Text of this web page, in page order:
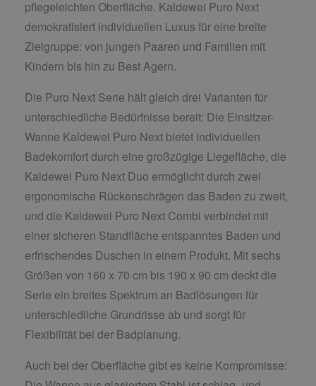
pflegeleichten Oberfläche. Kaldewei Puro Next
demokratisiert individuellen Luxus für eine breite
Zielgruppe: von jungen Paaren und Familien mit
Kindern bis hin zu Best Agern.
Die Puro Next Serie hält gleich drei Varianten für
unterschiedliche Bedürfnisse bereit: Die Einsitzer-
Wanne Kaldewei Puro Next bietet individuellen
Badekomfort durch eine großzügige Liegefläche, die
Kaldewei Puro Next Duo ermöglicht durch zwei
ergonomische Rückenschrägen das Baden zu zweit,
und die Kaldewei Puro Next Combi verbindet mit
einer sicheren Standfläche entspanntes Baden und
erfrischendes Duschen in einem Produkt. Mit sechs
Größen von 160 x 70 cm bis 190 x 90 cm deckt die
Serie ein breites Spektrum an Badlösungen für
unterschiedliche Grundrisse ab und sorgt für
Flexibilität bei der Badplanung.
Auch bei der Oberfläche gibt es keine Kompromisse: